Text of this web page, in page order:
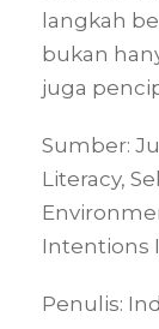
langkah
bukan
juga
Sumber:
Literacy,
Intentions
Penulis: